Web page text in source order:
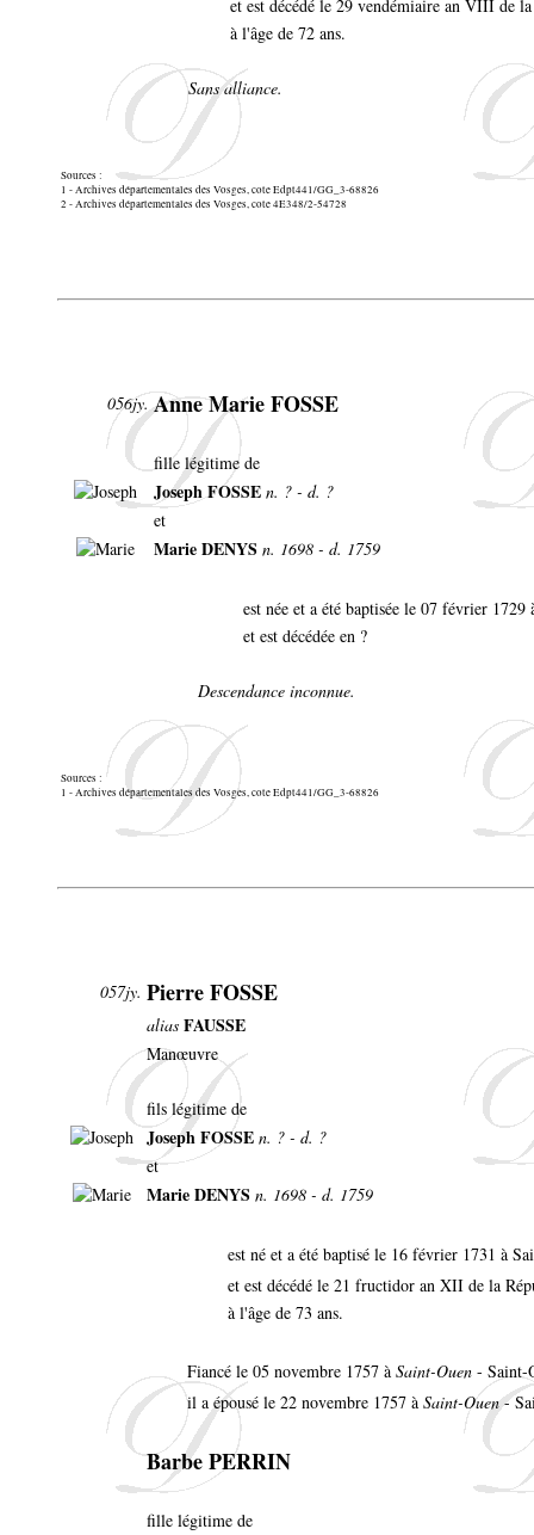
et est décédé le 29 vendémiaire an VIII de
à l'âge de 72 ans.
Sans alliance.
Sources :
1 - Archives départementales des Vosges, cote Edpt441/GG_3-68826
2 - Archives départementales des Vosges, cote 4E348/2-54728
056jy. Anne Marie FOSSE
fille légitime de
Joseph FOSSE n. ? - d. ?
et
Marie DENYS n. 1698 - d. 1759
est née et a été baptisée le 07 février
et est décédée en ?
Descendance inconnue.
Sources :
1 - Archives départementales des Vosges, cote Edpt441/GG_3-68826
057jy. Pierre FOSSE
alias FAUSSE
Manœuvre
fils légitime de
Joseph FOSSE n. ? - d. ?
et
Marie DENYS n. 1698 - d. 1759
est né et a été baptisé le 16 février 1731 à
et est décédé le 21 fructidor an XII de la
à l'âge de 73 ans.
Fiancé le 05 novembre 1757 à Saint-Ouen - Saint-
il a épousé le 22 novembre 1757 à Saint-Ouen-
Barbe PERRIN
fille légitime de